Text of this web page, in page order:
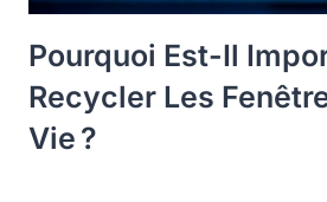
Pourquoi Est-Il
Recycler Les
Vie ?